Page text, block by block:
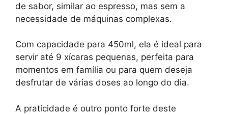
de sabor, similar ao espresso, mas sem a
necessidade de máquinas complexas.
Com capacidade para 450ml, ela é ideal para
servir até 9 xícaras pequenas, perfeita para
momentos em família ou para quem deseja
desfrutar de várias doses ao longo do dia.
A praticidade é outro ponto forte deste